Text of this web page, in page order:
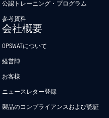
公認トレーニング・プログラム
参考資料
会社概要
OPSWATについて
経営陣
お客様
ニュースレター登録
製品のコンプライアンスおよび認証